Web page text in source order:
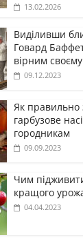
13.02.2026
Виділивши
Говард
вірним
09.12.2023
Як правильно
гарбузове
городникам
09.09.2023
Чим
кращого
04.04.2023